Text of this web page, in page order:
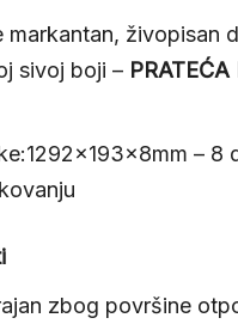
markantan, živopisan
sivoj boji –
– 8
zbog površine